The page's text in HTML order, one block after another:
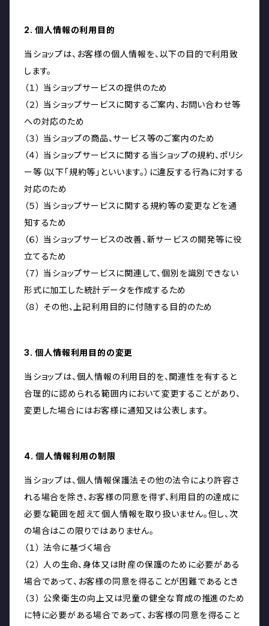
2. 個人情報の利用目的
当ショップは、お客様の個人情報を、以下の目的で利用致
します。
（１） 当ショップサービスの提供のため
（２） 当ショップサービスに関するご案内、お問い合わせ等
への対応のため
（３） 当ショップの商品、サービス等のご案内のため
（４） 当ショップサービスに関する当ショップの規約、ポリシ
ー等（以下「規約等」といいます。）に違反する行為に対する
対応のため
（５） 当ショップサービスに関する規約等の変更などを通
知するため
（６） 当ショップサービスの改善、新サービスの開発等に役
立てるため
（７） 当ショップサービスに関連して、個別を識別できない
形式に加工した統計データを作成するため
（８） その他、上記利用目的に付随する目的のため
3. 個人情報利用目的の変更
当ショップは、個人情報の利用目的を、関連性を有すると
合理的に認められる範囲内において変更することがあり、
変更した場合にはお客様に通知又は公表します。
4. 個人情報利用の制限
当ショップは、個人情報保護法その他の法令により許容さ
れる場合を除き、お客様の同意を得ず、利用目的の達成に
必要な範囲を超えて個人情報を取り扱いません。但し、次
の場合はこの限りではありません。
（１） 法令に基づく場合
（２） 人の生命、身体又は財産の保護のために必要がある
場合であって、お客様の同意を得ることが困難であるとき
（３） 公衆衛生の向上又は児童の健全な育成の推進のため
に特に必要がある場合であって、お客様の同意を得ること